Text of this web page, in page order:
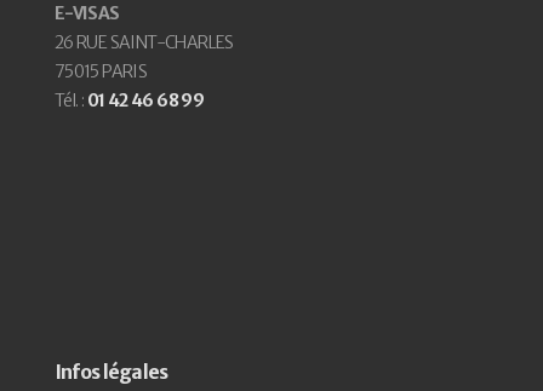
E-VISAS
26 RUE SAINT-CHARLES
75015 PARIS
Tél. : 01 42 46 68 99
Infos légales